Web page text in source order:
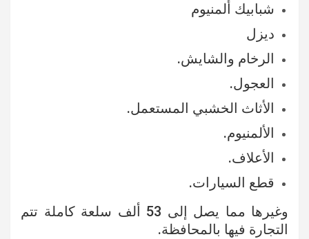
شبابيك ألمنيوم
ديزل
الرخام والشايش.
العجول.
الأثاث الخشبي المستعمل.
الألمنيوم.
الأعلاف.
قطع السيارات.
وغيرها مما يصل إلى 53 ألف سلعة كاملة تتم
التجارة فيها بالمحافظة.